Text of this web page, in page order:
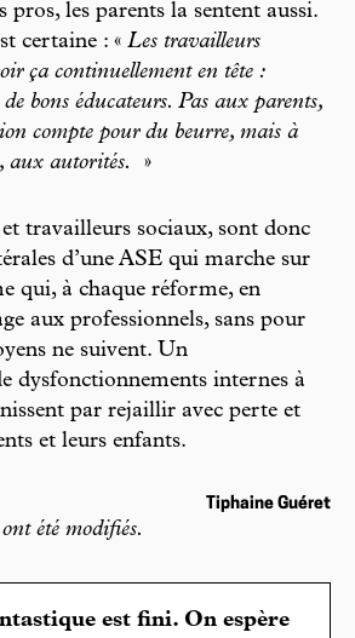
pros, les parents la sentent aussi.
certaine : « Les travailleurs
ça continuellement en tête :
bons éducateurs. Pas aux parents,
compte pour du beurre, mais à
aux autorités.
»
travailleurs sociaux, sont donc
d’une ASE qui marche sur
qui, à chaque réforme, en
aux professionnels, sans pour
ne suivent. Un
dysfonctionnements internes à
par rejaillir avec perte et
et leurs enfants.
Tiphaine Guéret
été modifiés.
est fini. On espère